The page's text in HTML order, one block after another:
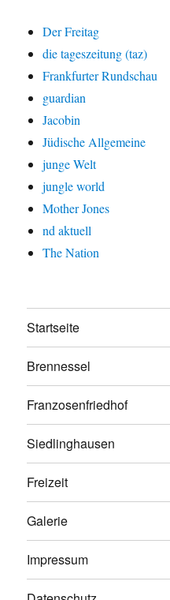
Der Freitag
die tageszeitung (taz)
Frankfurter Rundschau
guardian
Jacobin
Jüdische Allgemeine
junge Welt
jungle world
Mother Jones
nd aktuell
The Nation
Startseite
Brennessel
Franzosenfriedhof
Siedlinghausen
Freizeit
Galerie
Impressum